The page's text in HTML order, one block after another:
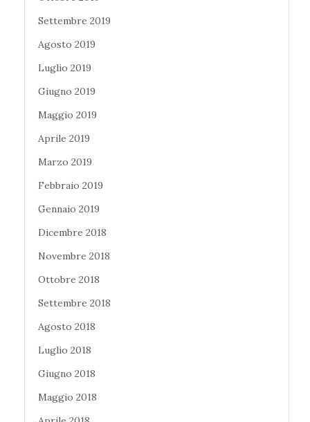
Settembre 2019
Agosto 2019
Luglio 2019
Giugno 2019
Maggio 2019
Aprile 2019
Marzo 2019
Febbraio 2019
Gennaio 2019
Dicembre 2018
Novembre 2018
Ottobre 2018
Settembre 2018
Agosto 2018
Luglio 2018
Giugno 2018
Maggio 2018